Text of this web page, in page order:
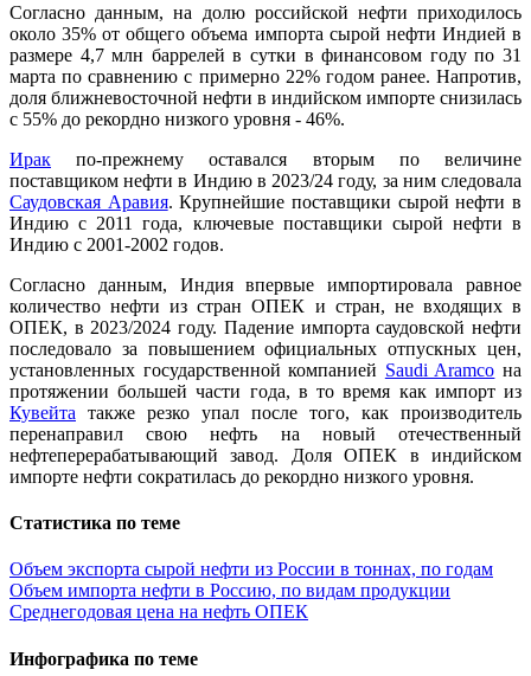
Согласно данным, на долю российской нефти приходилось
около 35% от общего объема импорта сырой нефти Индией в
размере 4,7 млн баррелей в сутки в финансовом году по 31
марта по сравнению с примерно 22% годом ранее. Напротив,
доля ближневосточной нефти в индийском импорте снизилась
с 55% до рекордно низкого уровня - 46%.
Ирак по-прежнему оставался вторым по величине
поставщиком нефти в Индию в 2023/24 году, за ним следовала
Саудовская Аравия. Крупнейшие поставщики сырой нефти в
Индию с 2011 года, ключевые поставщики сырой нефти в
Индию с 2001-2002 годов.
Согласно данным, Индия впервые импортировала равное
количество нефти из стран ОПЕК и стран, не входящих в
ОПЕК, в 2023/2024 году. Падение импорта саудовской нефти
последовало за повышением официальных отпускных цен,
установленных государственной компанией Saudi Aramco на
протяжении большей части года, в то время как импорт из
Кувейта также резко упал после того, как производитель
перенаправил свою нефть на новый отечественный
нефтеперерабатывающий завод. Доля ОПЕК в индийском
импорте нефти сократилась до рекордно низкого уровня.
Статистика по теме
Объем экспорта сырой нефти из России в тоннах, по годам
Объем импорта нефти в Россию, по видам продукции
Среднегодовая цена на нефть ОПЕК
Инфографика по теме